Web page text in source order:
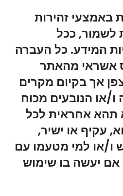
באמצעי זהירות
לשמור, ככל
המידע. כל העברה
אשראי מהאתר
אך בקיום מקרים
או הנובעים מכוח
תהא אחראית לכל
עקיף או ישיר,
ו/או למי מטעמו עם
אם יעשה בו שימוש